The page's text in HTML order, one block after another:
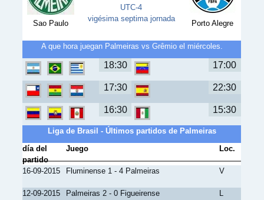
Sao Paulo
UTC-4
vigésima septima jornada
Porto Alegre
A que hora juegan Palmeiras vs Grêmio el miércoles.
18:30 17:00
17:30 22:30
16:30 15:30
Liga de Brasil - Últimos partidos de Palmeiras
día del
partido
Juego Loc.
16-09-2015 Fluminense 1 - 4 Palmeiras V
12-09-2015 Palmeiras 2 - 0 Figueirense L